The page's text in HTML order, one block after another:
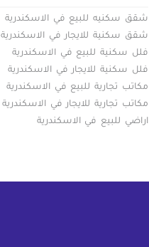
شقق سكنيه للبيع في الاسكندرية
شقق سكنية للايجار في الاسكندرية
فلل سكنية للبيع في الاسكندرية
فلل سكنية للايجار في الاسكندرية
مكاتب تجارية للبيع في الاسكندرية
مكاتب تجارية للايجار في الاسكندرية
اراضي للبيع في الاسكندرية